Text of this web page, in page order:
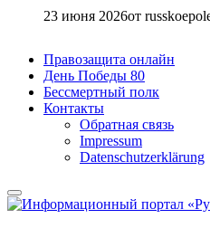
23 июня 2026от
Правозащита онлайн
День Победы 80
Бессмертный полк
Контакты
Обратная связь
Impressum
Datenschutzerklärung